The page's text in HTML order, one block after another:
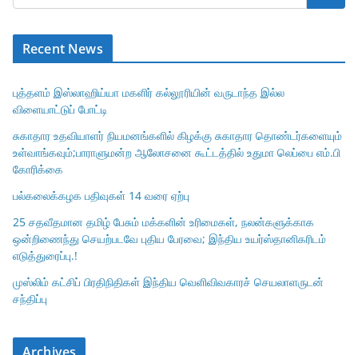
Recent News
புத்தளம் இஸ்லாஹிய்யா மகளிர் கல்லூரியின் வருடாந்த இல்ல
விளையாட்டுப் போட்டி
சுகாதார உதவியாளர் நியமனங்களில் கிழக்கு சுகாதார தொண்டர்களையும்
உள்வாங்கவும்;பாராளுமன்ற ஆலோசனை கூட்டத்தில் உதுமா லெப்பை எம்.பி
கோரிக்கை
பல்கலைக்கழக பதிவுகள் 14 வரை ஏற்பு
25 சதவீதமான தமிழ் பேசும் மக்களின் உரிமைகள், நலன்களுக்காக
ஒன்றிணைந்து செயற்படவே புதிய பேரவை; இந்திய உயர்ஸ்தானிகரிடம்
எடுத்துரைப்பு.!
முஸ்லிம் கட்சிப் பிரதிநிதிகள் இந்திய வெளிவிவகாரச் செயலாளருடன்
சந்திப்பு